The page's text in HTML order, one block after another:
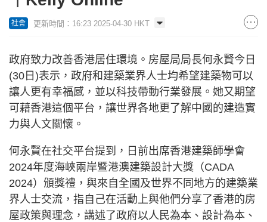
社會 更新時間：16:23 2025-04-30 HKT
政府致力改善香港居住環境。房屋局局長何永賢今日
(30日)表示，政府和建築業界人士均希望建築物可以
讓人更有幸福感，並以科技帶動行業發展。她又期望
可藉香港這個平台，讓世界各地更了解中國的建造實
力與人文關懷。
何永賢在社交平台提到，日前出席香港建築師學會
2024年度海峽兩岸暨港澳建築設計大獎（CADA
2024）頒獎禮，與來自全國及世界不同地方的建築業
界人士交流，指自己在活動上與他們分享了香港的房
屋政策與理念，講述了政府以人民為本、設計為本、